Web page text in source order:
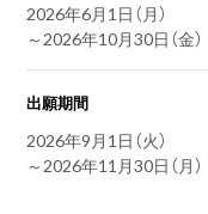
2026年6月1日（月）
～2026年10月30日（金）
出願期間
2026年9月1日（火）
～2026年11月30日（月）